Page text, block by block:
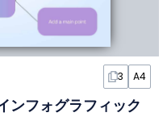
3 A4
ンフォグラフィック